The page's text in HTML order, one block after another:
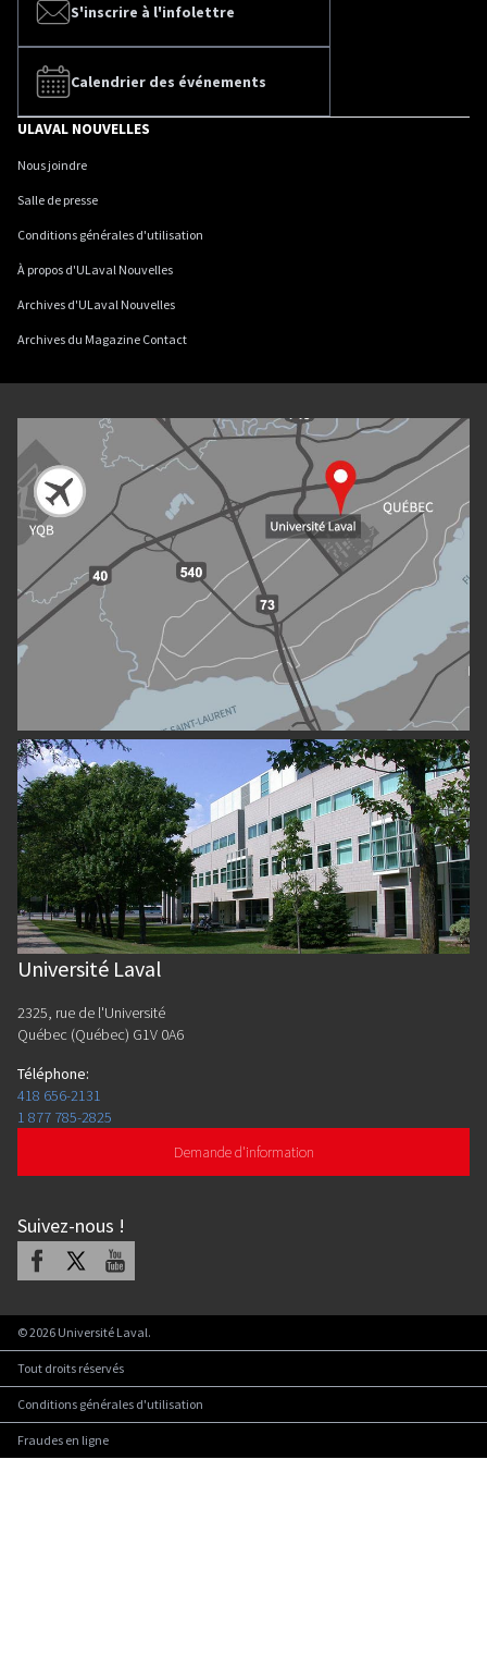
S'inscrire à l'infolettre
Calendrier des événements
ULAVAL NOUVELLES
Nous joindre
Salle de presse
Conditions générales d'utilisation
À propos d'ULaval Nouvelles
Archives d'ULaval Nouvelles
Archives du Magazine Contact
Université Laval
2325, rue de l'Université
Québec (Québec) G1V 0A6
Téléphone:
418 656-2131
1 877 785-2825
Demande d'information
Suivez-nous !
Facebook Youtube
©2026 Université Laval.
Tout droits réservés
Conditions générales d'utilisation
Fraudes en ligne